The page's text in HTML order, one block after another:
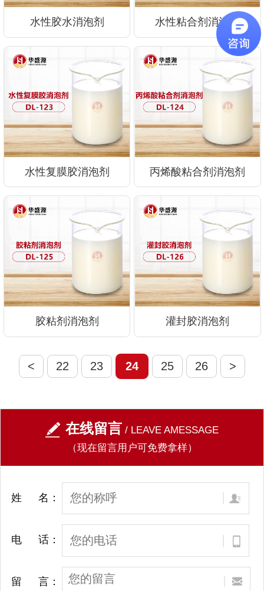
水性胶水消泡剂 水性粘合剂消泡剂
水性复膜胶消泡剂 丙烯酸粘合剂消泡剂
胶粘剂消泡剂 灌封胶消泡剂
< 22 23 24 25 26 >
在线留言 / LEAVE AMESSAGE
（现在留言用户可免费拿样）
姓 名：
电 话：
留 言：